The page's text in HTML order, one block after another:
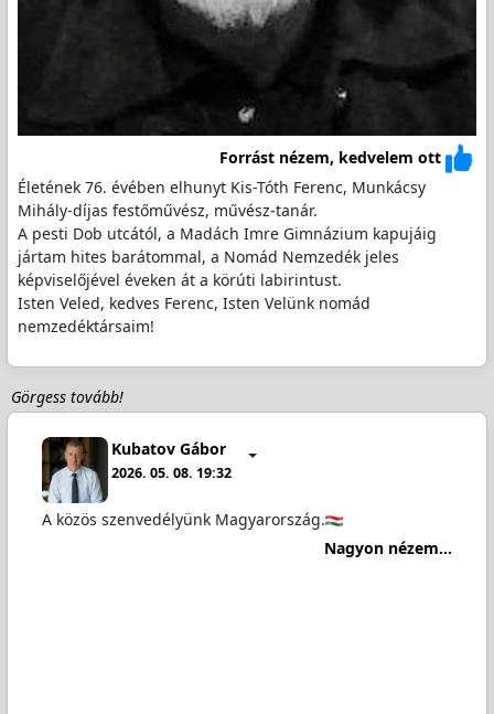
Forrást nézem, kedvelem ott
Életének 76. évében elhunyt Kis-Tóth Ferenc, Munkácsy
Mihály-díjas festőművész, művész-tanár.
A pesti Dob utcától, a Madách Imre Gimnázium kapujáig
jártam hites barátommal, a Nomád Nemzedék jeles
képviselőjével éveken át a körúti labirintust.
Isten Veled, kedves Ferenc, Isten Velünk nomád
nemzedéktársaim!
Görgess tovább!
Kubatov Gábor
2026. 05. 08. 19:32
A közös szenvedélyünk Magyarország.
Nagyon nézem...